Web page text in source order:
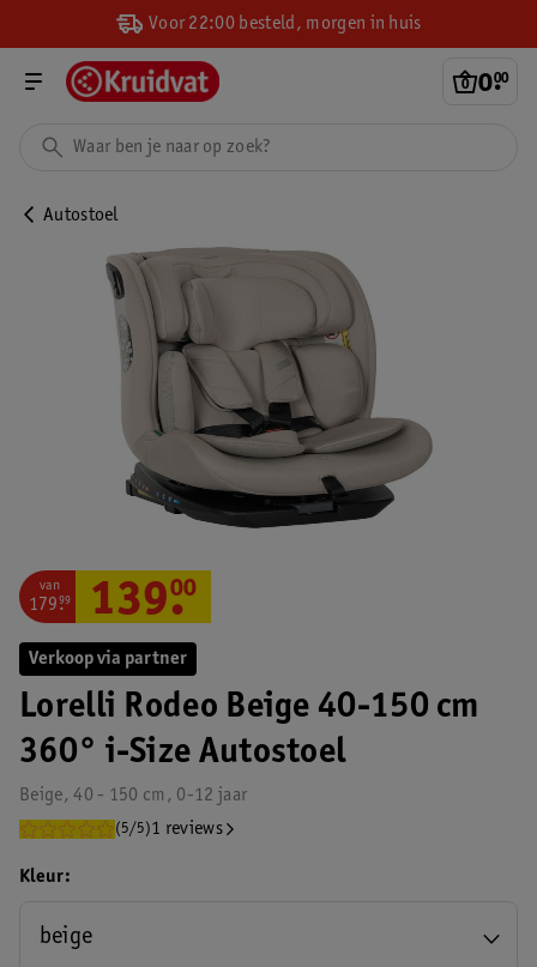
Voor 22:00 besteld, morgen in huis
0.
00
Autostoel
Verkoop via partner
Lorelli Rodeo Beige 40-150 cm
360° i-Size Autostoel
Beige, 40 - 150 cm, 0-12 jaar
(5/5)1 reviews
van
179.
99 139.
00
Kleur
beige